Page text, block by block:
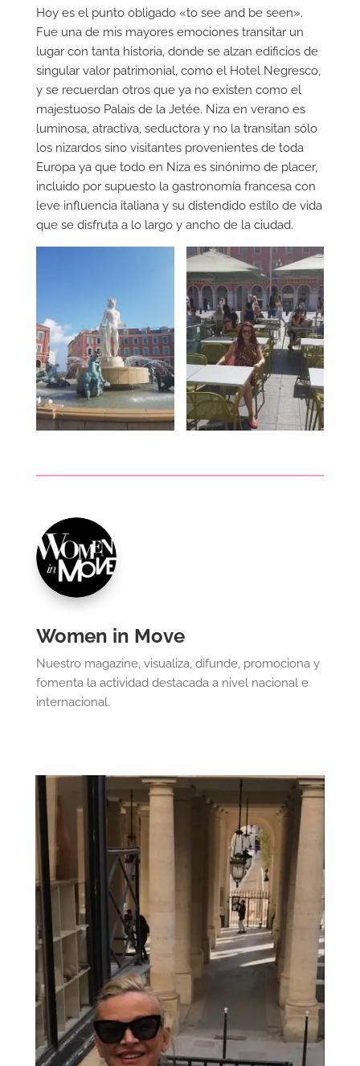
Hoy es el punto obligado «to see and be seen».
Fue una de mis mayores emociones transitar un
lugar con tanta historia, donde se alzan edificios de
singular valor patrimonial, como el Hotel Negresco,
y se recuerdan otros que ya no existen como el
majestuoso Palais de la Jetée. Niza en verano es
luminosa, atractiva, seductora y no la transitan sólo
los nizardos sino visitantes provenientes de toda
Europa ya que todo en Niza es sinónimo de placer,
incluido por supuesto la gastronomía francesa con
leve influencia italiana y su distendido estilo de vida
que se disfruta a lo largo y ancho de la ciudad.
Women in Move
Nuestro magazine, visualiza, difunde, promociona y
fomenta la actividad destacada a nivel nacional e
internacional.